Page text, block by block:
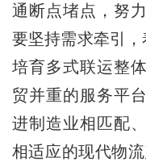
通断点堵点，努
要坚持需求牵引，
培育多式联运整
贸并重的服务平
进制造业相匹配
相适应的现代物